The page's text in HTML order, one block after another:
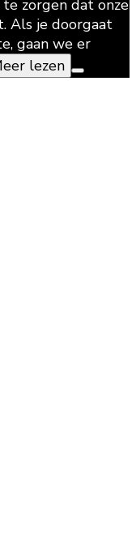
zorgen dat onze
Als je doorgaat
gaan we er
lezen